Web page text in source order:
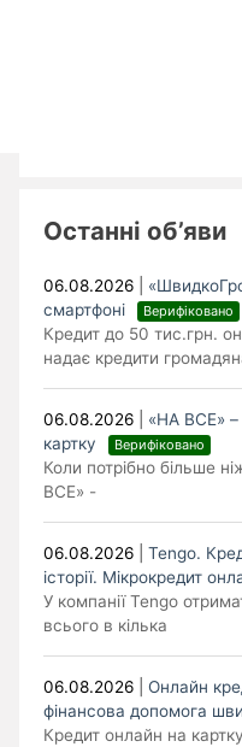
Останні об’яви
06.08.2026
смартфоні
Верифіковано
Кредит до 50 тис.грн.
надає кредити
06.08.2026
«НА ВСЕ» –
картку
Верифіковано
Коли потрібно більше
ВСЕ» -
06.08.2026 |Tengo.
історії. Мікрокредит
У компанії Tengo
всього в кілька
06.08.2026 |Онлайн
фінансова допомога
Кредит онлайн на